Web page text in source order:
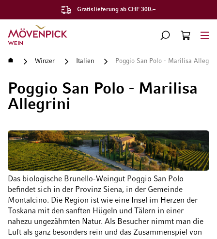
Gratislieferung ab CHF 300.–
Zur Startseite
SUCHE
WARENKORB
Startseite Winzer Italien Poggio San Polo - Marilisa
Poggio San Polo - Marilisa
Allegrini
Das biologische Brunello-Weingut Poggio San Polo
befindet sich in der Provinz Siena, in der Gemeinde
Montalcino. Die Region ist wie eine Insel im Herzen der
Toskana mit den sanften Hügeln und Tälern in einer
nahezu ungezähmten Natur. Als Besucher nimmt man die
Luft als ganz besonders rein und das Zusammenspiel von